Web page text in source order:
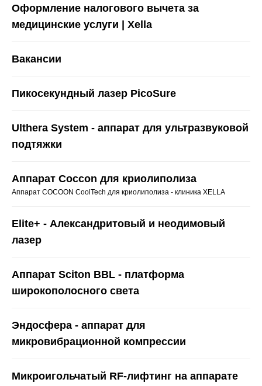
Оформление налогового вычета за
медицинские услуги | Xella
Вакансии
Пикосекундный лазер PicoSure
Ulthera System - аппарат для ультразвуковой
подтяжки
Аппарат Coccon для криолиполиза
Аппарат COCOON CoolTech для криолиполиза - клиника XELLA
Elite+ - Александритовый и неодимовый
лазер
Аппарат Sciton BBL - платформа
широкополосного света
Эндосфера - аппарат для
микровибрационной компрессии
Микроигольчатый RF-лифтинг на аппарате